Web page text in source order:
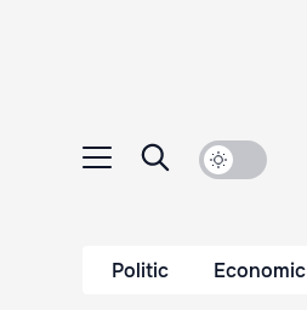
Politic Economic